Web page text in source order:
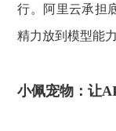
行。阿里云承担
精力放到模型能
小佩宠物：让